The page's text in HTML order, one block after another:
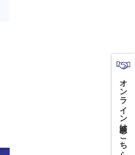
オンライン商談はこちら